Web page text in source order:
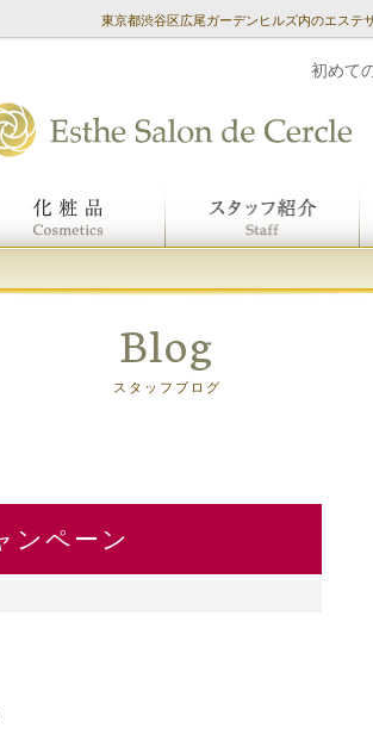
東京都渋谷区広尾ガーデンヒルズ内のエステ
初めて
Blog
スタッフブログ
ペーン